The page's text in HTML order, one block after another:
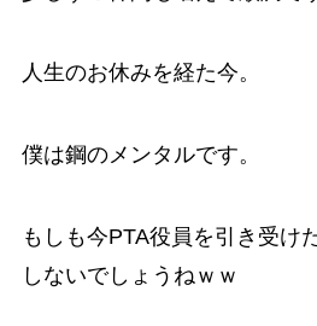
人生のお休みを経た今。
僕は鋼のメンタルです。
もしも今PTA役員を引き受け
しないでしょうねｗｗ